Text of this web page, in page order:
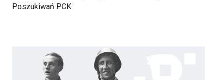
Poszukiwań PCK